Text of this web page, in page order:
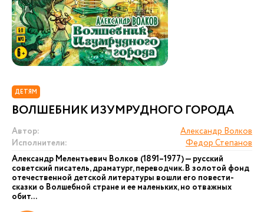
ДЕТЯМ
ВОЛШЕБНИК ИЗУМРУДНОГО ГОРОДА
Автор:
Александр Волков
Исполнители:
Федор Степанов
Александр Мелентьевич Волков (1891–1977) — русский
советский писатель, драматург, переводчик. В золотой фонд
отечественной детской литературы вошли его повести-
сказки о Волшебной стране и ее маленьких, но отважных
обит...